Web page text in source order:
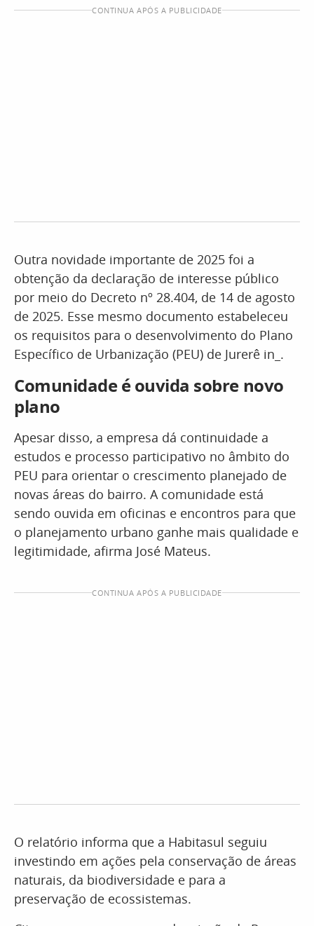
CONTINUA APÓS A PUBLICIDADE
Outra novidade importante de 2025 foi a
obtenção da declaração de interesse público
por meio do Decreto nº 28.404, de 14 de agosto
de 2025. Esse mesmo documento estabeleceu
os requisitos para o desenvolvimento do Plano
Específico de Urbanização (PEU) de Jurerê in_.
Comunidade é ouvida sobre novo
plano
Apesar disso, a empresa dá continuidade a
estudos e processo participativo no âmbito do
PEU para orientar o crescimento planejado de
novas áreas do bairro. A comunidade está
sendo ouvida em oficinas e encontros para que
o planejamento urbano ganhe mais qualidade e
legitimidade, afirma José Mateus.
CONTINUA APÓS A PUBLICIDADE
O relatório informa que a Habitasul seguiu
investindo em ações pela conservação de áreas
naturais, da biodiversidade e para a
preservação de ecossistemas.